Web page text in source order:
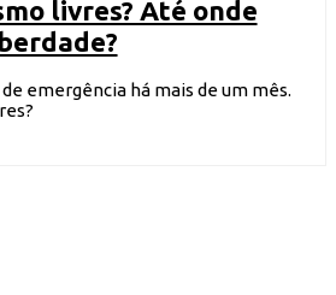
livres? Até onde
emergência há mais de um mês.